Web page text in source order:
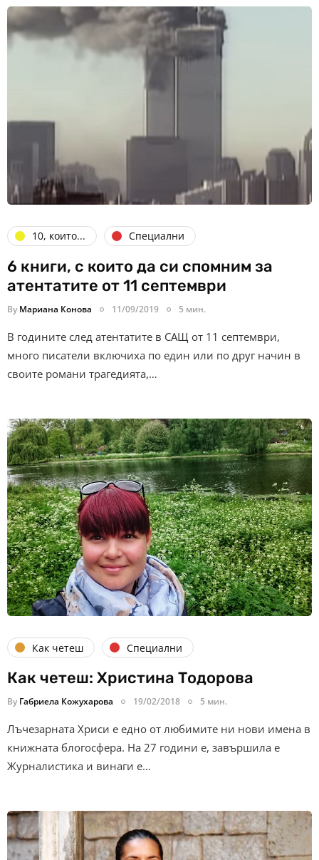
10, които... Специални
6 книги, с които да си спомним за
атентатите от 11 септември
By Мариана Конова 11/09/2019 5 мин.
В годините след атентатите в САЩ от 11 септември,
много писатели включиха по един или по друг начин в
своите романи трагедията,…
Как четеш Специални
Как четеш: Христина Тодорова
By Габриела Кожухарова 19/02/2018 5 мин.
Лъчезарната Хриси е едно от любимите ни нови имена в
книжната блогосфера. На 27 години е, завършила е
Журналистика и винаги е…